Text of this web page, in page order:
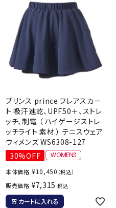
プリンス prince フレアスカー
ト 吸汗速乾、UPF50＋、ストレ
ッチ、制電 （ ハイゲージストレ
ッチライト 素材 ） テニスウェア
ウィメンズ WS6308-127
30%OFF
本体価格 ¥10,450 （税込）
販売価格 ¥7,315 税込
カートに入れる